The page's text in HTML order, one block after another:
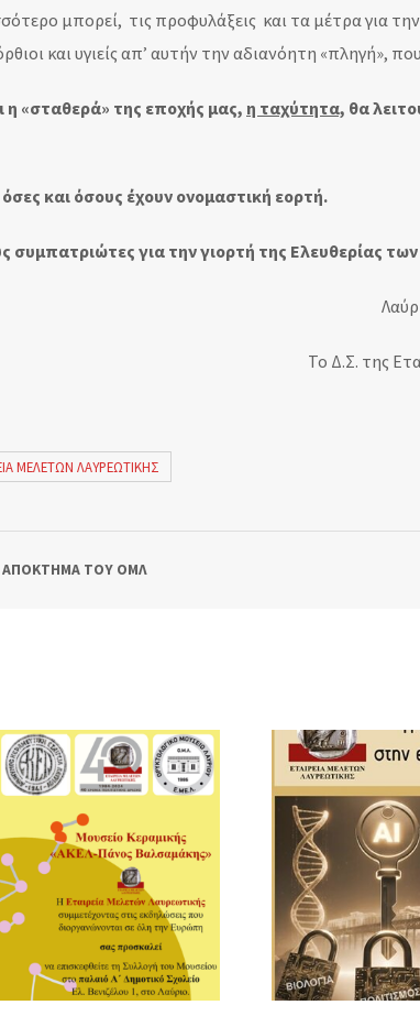
μπορεί, τις προφυλάξεις και τα μέτρα για
και υγιείς απ’ αυτήν την αδιανόητη «πληγή»,
η «σταθερά» της εποχής μας, η ταχύτητα, θα
και όσους έχουν ονομαστική εορτή.
συμπατριώτες για την γιορτή της Ελευθερίας
Το Δ.Σ. της
ΜΕΛΕΤΩΝ ΛΑΥΡΕΩΤΙΚΗΣ
ΑΠΟΚΤΗΜΑ ΤΟΥ ΟΜΛ